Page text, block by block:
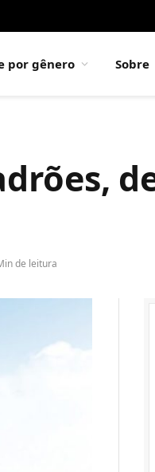
por gênero Sobre
de leitura